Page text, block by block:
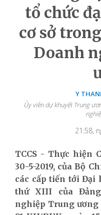
tổ chức
cơ sở
Doanh
Y
Ủy viên dự khuyết Trung
21:58,
TCCS - Thực hiện
30-5-2019, của Bộ
các cấp tiến tới Đại
thứ XIII của
nghiệp Trung ương